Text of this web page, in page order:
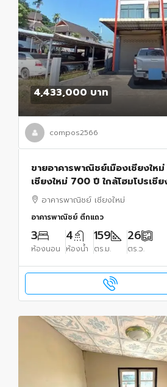
4,433,000 บาท
compos2566
ขายอาคารพาณิชย์เมืองเชียงให
เชียงใหม่ 700 ปี ใกล้โฮมโปรเชี
อาคารพาณิชย์ เชียงใหม่
อาคารพาณิชย์ ตึกแถว
3
ห้องนอน
4
ห้องน้ำ
159
ตร.ม.
26
ตร.ว.